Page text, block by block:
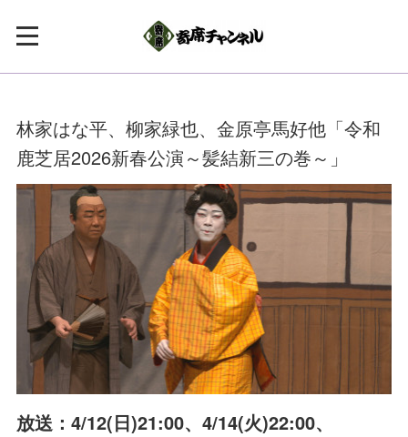
林家はな平、柳家緑也、金原亭馬好他「令和
鹿芝居2026新春公演～髪結新三の巻～」
放送：4/12(日)21:00、4/14(火)22:00、